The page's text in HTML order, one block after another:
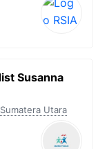
Susanna
Sumatera Utara